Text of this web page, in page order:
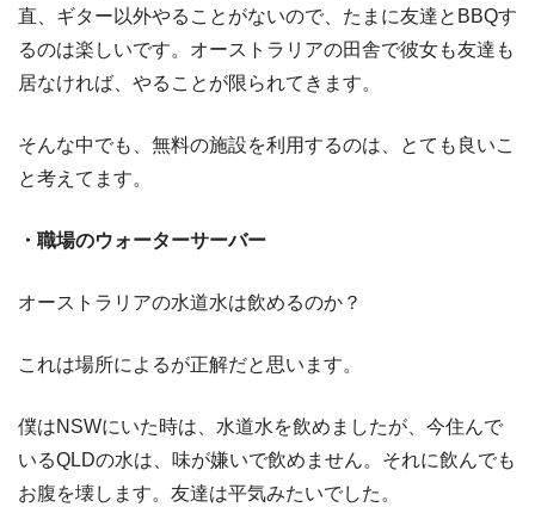
直、ギター以外やることがないので、たまに友達と BBQす
るのは楽しいです。オーストラリアの田舎で彼女も友達も
居なければ、やることが限られてきます。
そんな中でも、無料の施設を利用するのは、とても良いこ
と考えてます。
・職場のウォーターサーバー
オーストラリアの水道水は飲めるのか？
これは場所によるが正解だと思います。
僕はNSWにいた時は、水道水を飲めましたが、今住んで
いるQLDの水は、味が嫌いで飲めません。それに飲んでも
お腹を壊します。友達は平気みたいでした。